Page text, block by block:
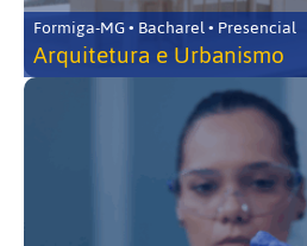
Formiga-MG • Bacharel • Presencial
Arquitetura e Urbanismo